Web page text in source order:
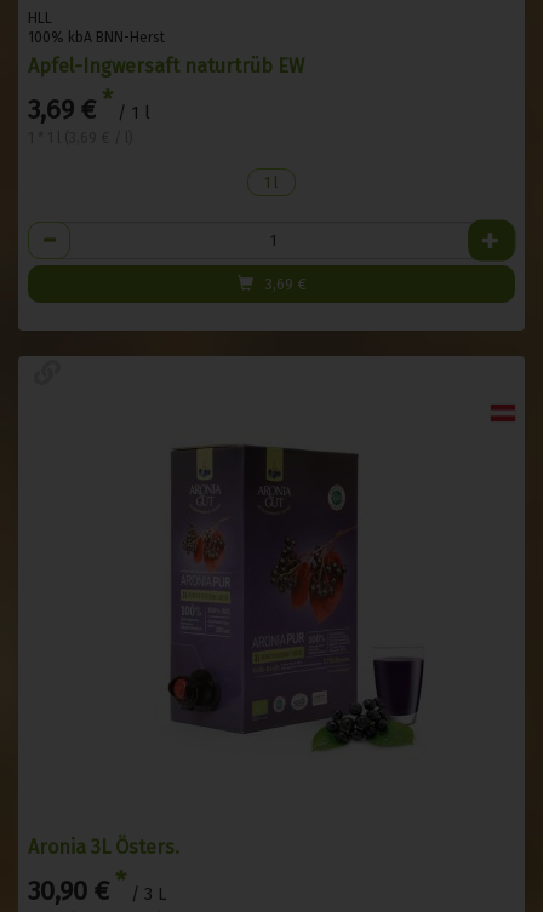
HLL
100% kbA BNN-Herst
Apfel-Ingwersaft naturtrüb EW
3,69 € * / 1 l
1 l
Anzahl
3,69 €
Aronia 3L Östers.
30,90 € * / 3 L